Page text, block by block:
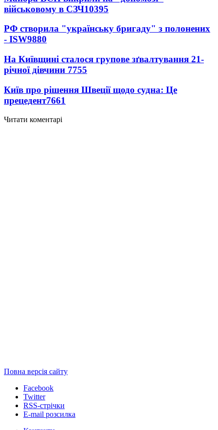
військовому в СЗЧ10395
РФ створила "українську бригаду" з полонених
- ISW9880
На Київщині сталося групове зґвалтування 21-
річної дівчини 7755
Київ про рішення Швеції щодо судна: Це
прецедент7661
Читати коментарі
Повна версія сайту
Facebook
Twitter
RSS-стрічки
E-mail розсилка